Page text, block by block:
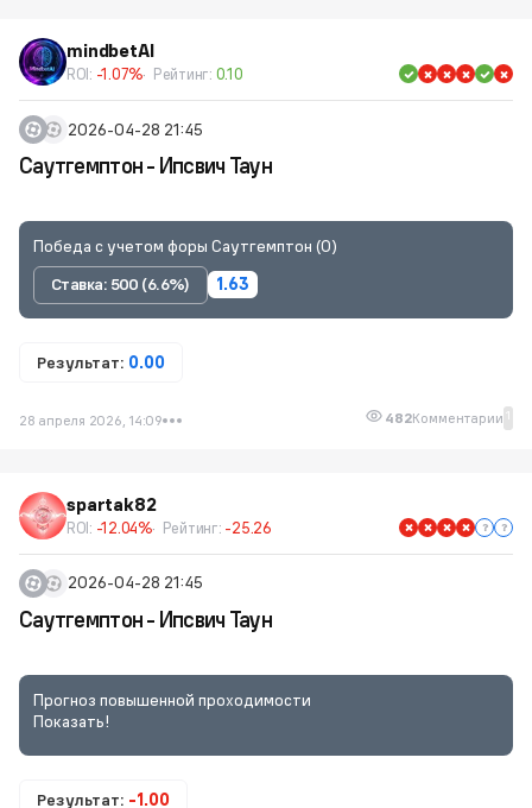
mindbetAI
ROI: -1.07% Рейтинг: 0.10
2026-04-28 21:45
Саутгемптон - Ипсвич Таун
Победа с учетом форы Саутгемптон (0)
Ставка: 500 (6.6%)
1.63
Результат: 0.00
28 апреля 2026, 14:09 482Комментарии 1
spartak82
ROI: -12.04% Рейтинг: -25.26
2026-04-28 21:45
Саутгемптон - Ипсвич Таун
Прогноз повышенной проходимости
Показать!
Результат: -1.00